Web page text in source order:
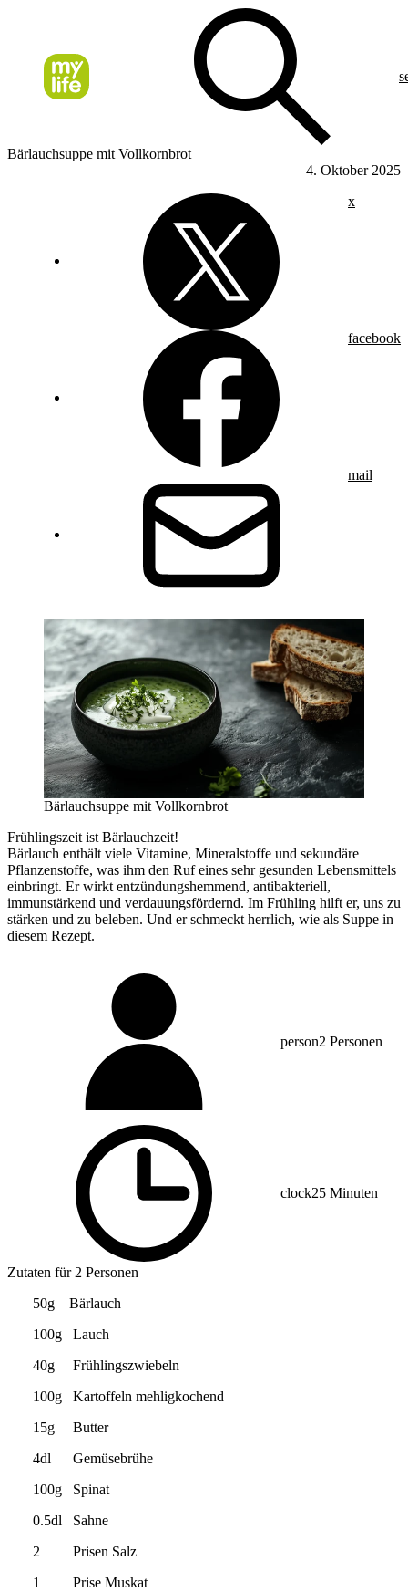
Bärlauchsuppe mit Vollkornbrot
4. Oktober 2025
x
facebook
mail
Bärlauchsuppe mit Vollkornbrot
Frühlingszeit ist Bärlauchzeit!
Bärlauch enthält viele Vitamine, Mineralstoffe und sekundäre
Pflanzenstoffe, was ihm den Ruf eines sehr gesunden Lebensmittels
einbringt. Er wirkt entzündungshemmend, antibakteriell,
immunstärkend und verdauungsfördernd. Im Frühling hilft er, uns zu
stärken und zu beleben. Und er schmeckt herrlich, wie als Suppe in
diesem Rezept.
person2 Personen
clock25 Minuten
Zutaten für 2 Personen
50g Bärlauch
100g Lauch
40g Frühlingszwiebeln
100g Kartoffeln mehligkochend
15g Butter
4dl Gemüsebrühe
100g Spinat
0.5dl Sahne
2 Prisen Salz
1 Prise Muskat